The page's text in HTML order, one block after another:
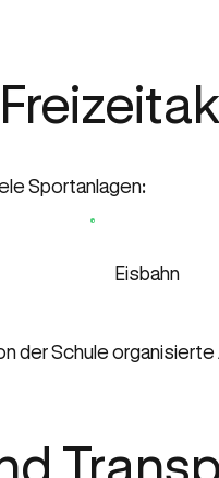
Sportanlagen:
Eisbahn
der Schule